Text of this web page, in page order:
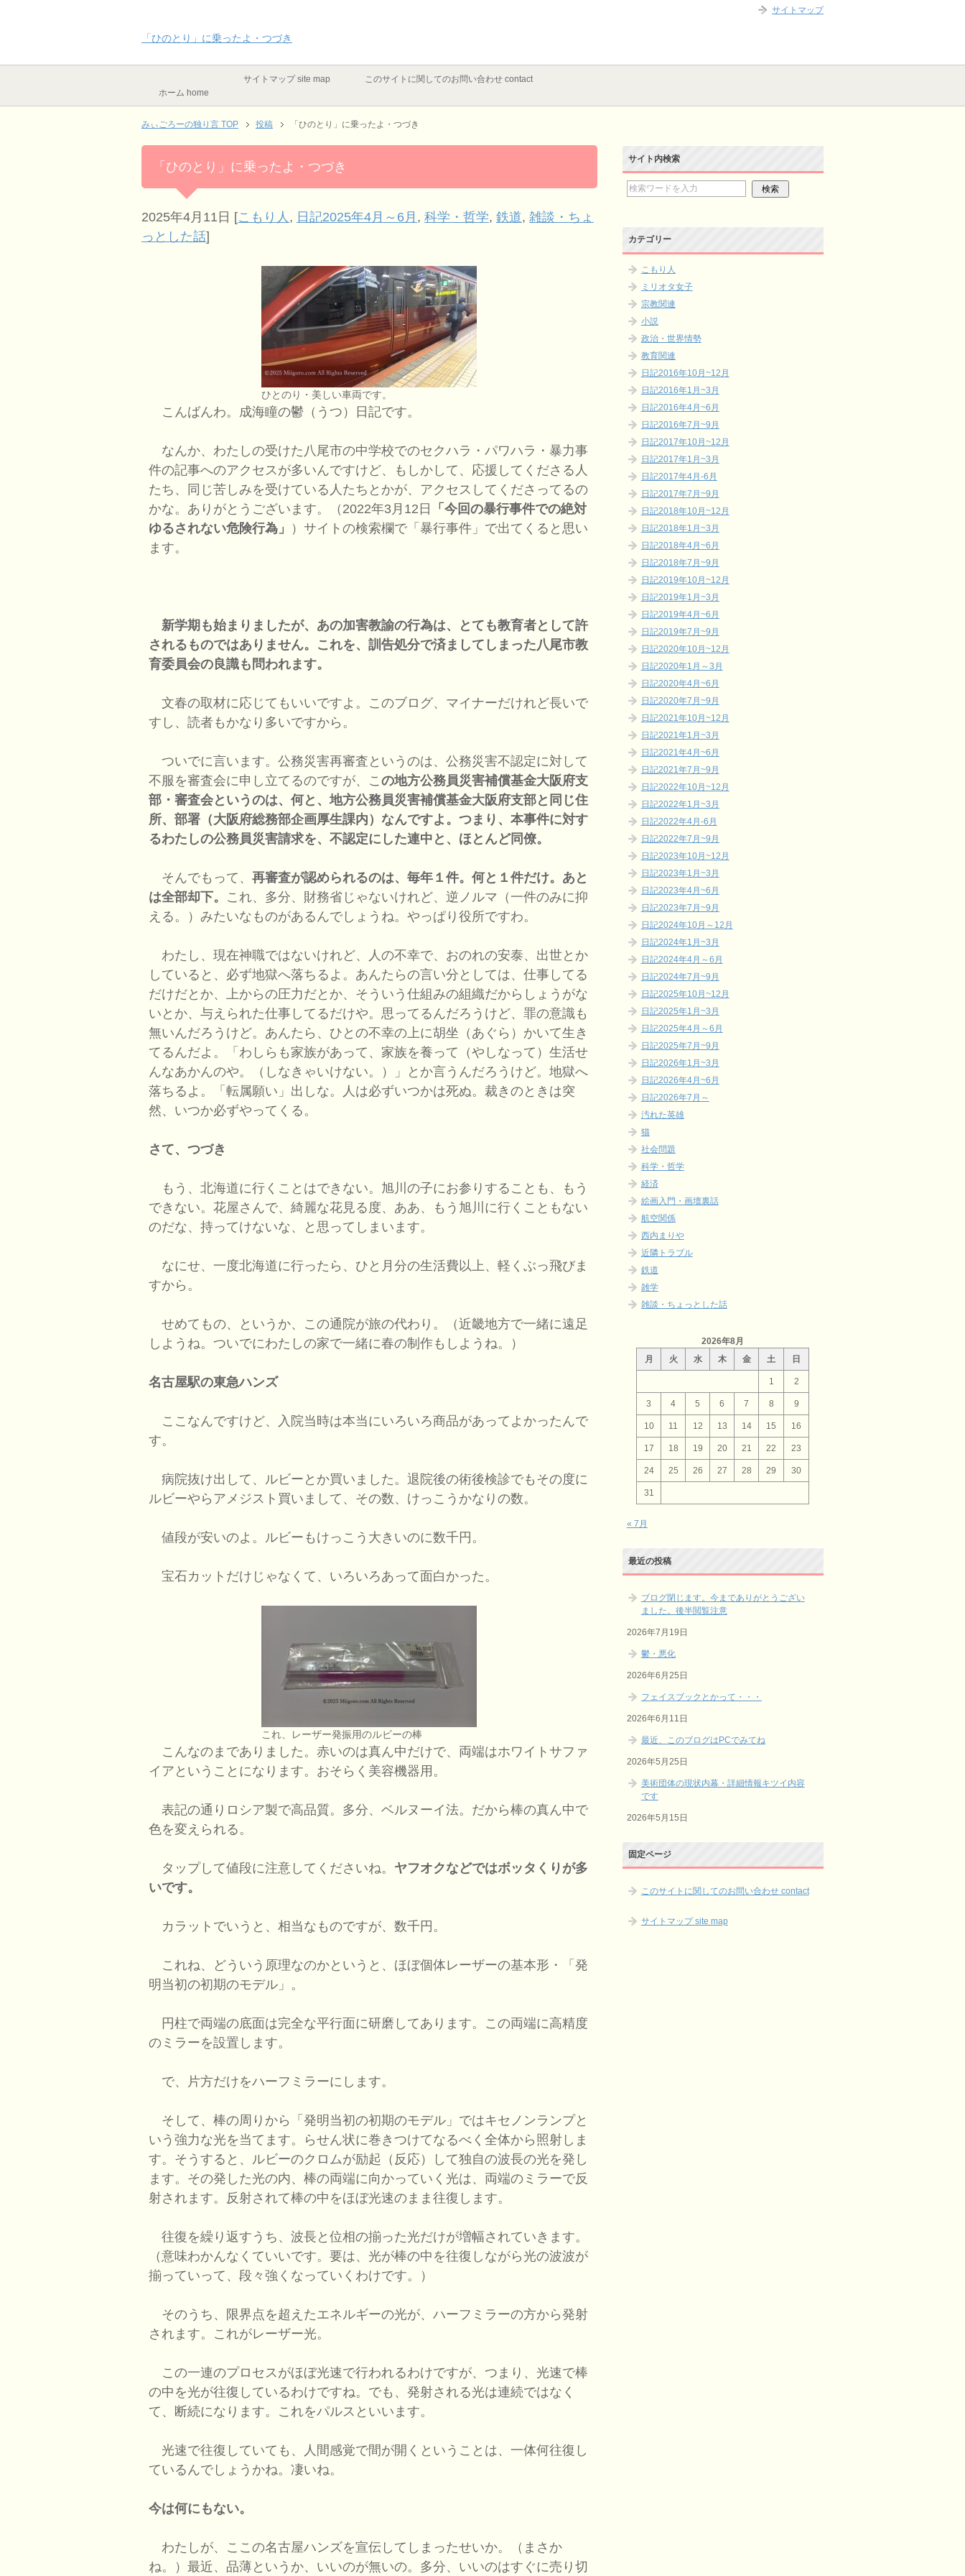
「ひのとり」に乗ったよ・つづき
ホーム home
サイトマップ site map このサイトに関してのお問い合わせ contact
みぃごろーの独り言 TOP 投稿 「ひのとり」に乗ったよ・つづき
「ひのとり」に乗ったよ・つづき
2025年4月11日 [こもり人 , 日記2025年4月～6月 , 科学・哲学, 鉄道, 雑談・ちょ
っとした話]
ひとのり・美しい車両です。
こんばんわ。成海瞳の鬱（うつ）日記です。
なんか、わたしの受けた八尾市の中学校でのセクハラ・パワハラ・暴力事
件の記事へのアクセスが多いんですけど、もしかして、応援してくださる人
たち、同じ苦しみを受けている人たちとかが、アクセスしてくださってるの
かな。ありがとうございます。（2022年3月12日
「今回の暴行事件での絶対
ゆるされない危険行為」
）サイトの検索欄で「暴行事件」で出てくると思い
ます。
新学期も始まりましたが、あの加害教諭の行為は、とても教育者として許
されるものではありません。これを、訓告処分で済ましてしまった八尾市教
育委員会の良識も問われます。
文春の取材に応じてもいいですよ。このブログ、マイナーだけれど長いで
すし、読者もかなり多いですから。
ついでに言います。公務災害再審査というのは、公務災害不認定に対して
不服を審査会に申し立てるのですが、こ の地方公務員災害補償基金大阪府支
部・審査会というのは、何と、地方公務員災害補償基金大阪府支部と同じ住
所、部署（大阪府総務部企画厚生課内）なんですよ。つまり、本事件に対す
るわたしの公務員災害請求を、不認定にした連中と、ほとんど同僚。
そんでもって、 再審査が認められるのは、毎年１件。何と１件だけ。あと
は全部却下。 これ、多分、財務省じゃないけれど、逆ノルマ（一件のみに抑
える。）みたいなものがあるんでしょうね。やっぱり役所ですわ。
わたし、現在神職ではないけれど、人の不幸で、おのれの安泰、出世とか
していると、必ず地獄へ落ちるよ。あんたらの言い分としては、仕事してる
だけだとか、上からの圧力だとか、そういう仕組みの組織だからしょうがな
いとか、与えられた仕事してるだけや。思ってるんだろうけど、罪の意識も
無いんだろうけど。あんたら、ひとの不幸の上に胡坐（あぐら）かいて生き
てるんだよ。「わしらも家族があって、家族を養って（やしなって）生活せ
んなあかんのや。（しなきゃいけない。）」とか言うんだろうけど。地獄へ
落ちるよ。「転属願い」出しな。人は必ずいつかは死ぬ。裁きのときは突
然、いつか必ずやってくる。
さて、つづき
もう、北海道に行くことはできない。旭川の子にお参りすることも、もう
できない。花屋さんで、綺麗な花見る度、ああ、もう旭川に行くこともない
のだな、持ってけないな、と思ってしまいます。
なにせ、一度北海道に行ったら、ひと月分の生活費以上、軽くぶっ飛びま
すから。
せめてもの、というか、この通院が旅の代わり。（近畿地方で一緒に遠足
しようね。ついでにわたしの家で一緒に春の制作もしようね。）
名古屋駅の東急ハンズ
ここなんですけど、入院当時は本当にいろいろ商品があってよかったんで
す。
病院抜け出して、ルビーとか買いました。退院後の術後検診でもその度に
ルビーやらアメジスト買いまして、その数、けっこうかなりの数。
値段が安いのよ。ルビーもけっこう大きいのに数千円。
宝石カットだけじゃなくて、いろいろあって面白かった。
これ、レーザー発振用のルビーの棒
こんなのまでありました。赤いのは真ん中だけで、両端はホワイトサファ
イアということになります。おそらく美容機器用。
表記の通りロシア製で高品質。多分、ベルヌーイ法。だから棒の真ん中で
色を変えられる。
タップして値段に注意してくださいね。 ヤフオクなどではボッタくりが多
いです。
カラットでいうと、相当なものですが、数千円。
これね、どういう原理なのかというと、ほぼ個体レーザーの基本形・「発
明当初の初期のモデル」。
円柱で両端の底面は完全な平行面に研磨してあります。この両端に高精度
のミラーを設置します。
で、片方だけをハーフミラーにします。
そして、棒の周りから「発明当初の初期のモデル」ではキセノンランプと
いう強力な光を当てます。らせん状に巻きつけてなるべく全体から照射しま
す。そうすると、ルビーのクロムが励起（反応）して独自の波長の光を発し
ます。その発した光の内、棒の両端に向かっていく光は、両端のミラーで反
射されます。反射されて棒の中をほぼ光速のまま往復します。
往復を繰り返すうち、波長と位相の揃った光だけが増幅されていきます。
（意味わかんなくていいです。要は、光が棒の中を往復しながら光の波波が
揃っていって、段々強くなっていくわけです。）
そのうち、限界点を超えたエネルギーの光が、ハーフミラーの方から発射
されます。これがレーザー光。
この一連のプロセスがほぼ光速で行われるわけですが、つまり、光速で棒
の中を光が往復しているわけですね。でも、発射される光は連続ではなく
て、断続になります。これをパルスといいます。
光速で往復していても、人間感覚で間が開くということは、一体何往復し
ているんでしょうかね。凄いね。
今は何にもない。
わたしが、ここの名古屋ハンズを宣伝してしまったせいか。（まさか
ね。）最近、品薄というか、いいのが無いの。多分、いいのはすぐに売り切
サイト内検索
カテゴリー
こもり人
ミリオタ女子
宗教関連
小説
政治・世界情勢
教育関連
日記2016年10月~12月
日記2016年1月~3月
日記2016年4月~6月
日記2016年7月~9月
日記2017年10月~12月
日記2017年1月~3月
日記2017年4月-6月
日記2017年7月~9月
日記2018年10月~12月
日記2018年1月~3月
日記2018年4月~6月
日記2018年7月~9月
日記2019年10月~12月
日記2019年1月~3月
日記2019年4月~6月
日記2019年7月~9月
日記2020年10月~12月
日記2020年1月～3月
日記2020年4月~6月
日記2020年7月~9月
日記2021年10月~12月
日記2021年1月~3月
日記2021年4月~6月
日記2021年7月~9月
日記2022年10月~12月
日記2022年1月~3月
日記2022年4月-6月
日記2022年7月~9月
日記2023年10月~12月
日記2023年1月~3月
日記2023年4月~6月
日記2023年7月~9月
日記2024年10月～12月
日記2024年1月~3月
日記2024年4月～6月
日記2024年7月~9月
日記2025年10月~12月
日記2025年1月~3月
日記2025年4月～6月
日記2025年7月~9月
日記2026年1月~3月
日記2026年4月~6月
日記2026年7月～
汚れた英雄
猫
社会問題
科学・哲学
経済
絵画入門・画壇裏話
航空関係
西内まりや
近隣トラブル
鉄道
雑学
雑談・ちょっとした話
2026年8月
月
火 水 木 金 土 日
1 2
3 4 5 6 7 8 9
10 11 12 13 14 15 16
17 18 19 20 21 22 23
24 25 26 27 28 29 30
31
« 7月
最近の投稿
ブログ閉じます。今までありがとうござい
ました。後半閲覧注意
2026年7月19日
鬱・悪化
2026年6月25日
フェイスブックとかって・・・
2026年6月11日
最近、このブログはPCでみてね
2026年5月25日
美術団体の現状内幕・詳細情報キツイ内容
です
2026年5月15日
固定ページ
このサイトに関してのお問い合わせ contact
サイトマップ site map
サイトマップ